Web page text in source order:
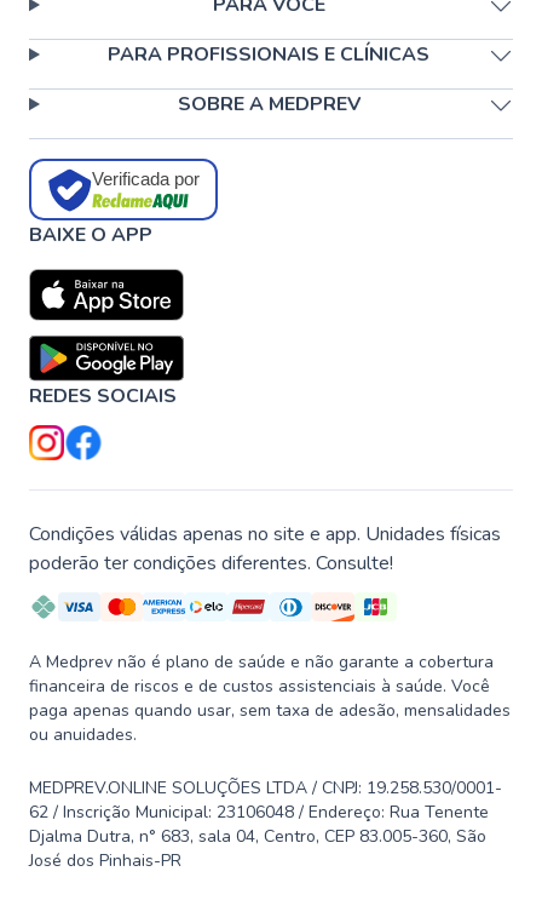
PARA PROFISSIONAIS E CLÍNICAS
SOBRE A MEDPREV
Verificada por
BAIXE O APP
REDES SOCIAIS
Condições válidas apenas no site e app. Unidades físicas
poderão ter condições diferentes. Consulte!
A Medprev não é plano de saúde e não garante a cobertura
financeira de riscos e de custos assistenciais à saúde. Você
paga apenas quando usar, sem taxa de adesão, mensalidades
ou anuidades.
MEDPREV.ONLINE SOLUÇÕES LTDA / CNPJ: 19.258.530/0001-
62 / Inscrição Municipal: 23106048 / Endereço: Rua Tenente
Djalma Dutra, n° 683, sala 04, Centro, CEP 83.005-360, São
José dos Pinhais-PR